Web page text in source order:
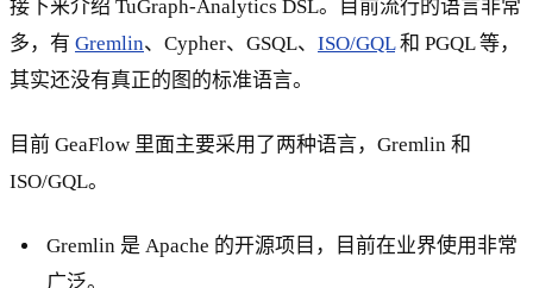
接下来介绍 TuGraph-Analytics DSL。目前流行的语言非常
多，有 Gremlin、Cypher、GSQL、 ISO/GQL和 PGQL 等，
其实还没有真正的图的标准语言。
目前 GeaFlow 里面主要采用了两种语言，Gremlin 和
ISO/GQL。
Gremlin 是 Apache 的开源项目，目前在业界使用非常
广泛。